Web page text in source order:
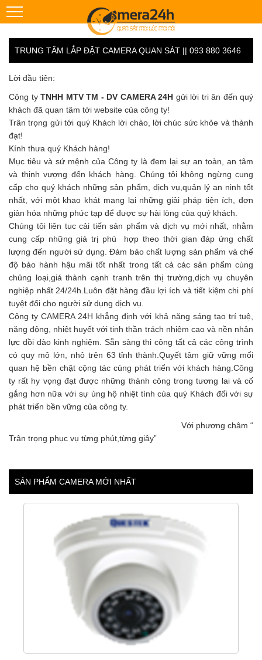
TRUNG TÂM LẮP ĐẶT CAMERA QUAN SÁT || 093 880 3646
Lời đầu tiên:
Công ty TNHH MTV TM - DV CAMERA 24H gửi lời tri ân đến quý
khách đã quan tâm tới website của công ty!
Trân trọng gửi tới quý Khách lời chào, lời chúc sức khỏe và thành
đạt!
Kính thưa quý Khách hàng!
Mục tiêu và sứ mệnh của Công ty là đem lại sự an toàn, an tâm
và thịnh vượng đến khách hàng. Chúng tôi không ngừng cung
cấp cho quý khách những sản phẩm, dịch vụ,quản lý an ninh tốt
nhất, với một khao khát mang lại những giải pháp tiện ích, đơn
giản hóa những phức tạp để được sự hài lòng của quý khách.
Chúng tôi liên tuc cải tiến sản phẩm và dịch vụ mới nhất, nhằm
cung cấp những giá trị phù hợp theo thời gian đáp ứng chất
lượng đến người sử dụng. Đảm bảo chất lượng sản phẩm và chế
độ bảo hành hậu mãi tốt nhất trong tất cả các sản phẩm cùng
chủng loại,giá thành cạnh tranh trên thị trường,dịch vụ chuyên
nghiệp nhất 24/24h.Luôn đặt hàng đầu lợi ích và tiết kiệm chi phí
tuyệt đối cho người sử dụng dịch vụ.
Công ty CAMERA 24H khẳng định với khả năng sáng tạo trí tuệ,
năng động, nhiệt huyết với tinh thần trách nhiệm cao và nền nhân
lực dồi dào kinh nghiệm. Sẵn sàng thi công tất cả các công trình
có quy mô lớn, nhỏ trên 63 tỉnh thành.Quyết tâm giữ vững mối
quan hệ bền chặt cộng tác cùng phát triển với khách hàng.Công
ty rất hy vọng đạt được những thành công trong tương lai và cố
gắng hơn nữa với sự ủng hộ nhiệt tình của quý Khách đối với sự
phát triển bền vững của công ty.
Với phương châm “
Trân trọng phục vụ từng phút,từng giây”
SẢN PHẨM CAMERA MỚI NHẤT